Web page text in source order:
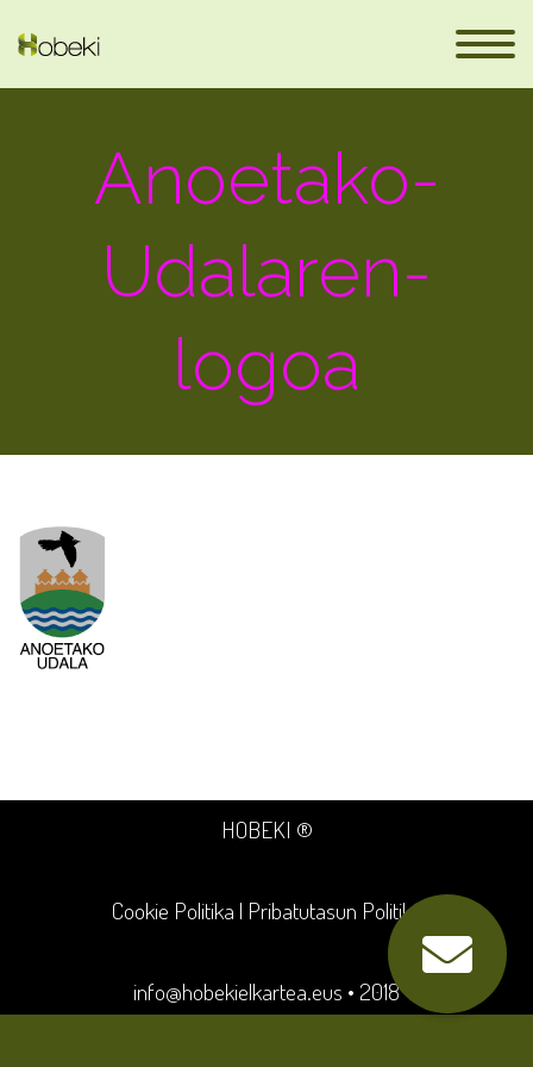
Anoetako-
Udalaren-
logoa
HOBEKI ®
Cookie Politika | Pribatutasun Politika
info@hobekielkartea.eus • 2018